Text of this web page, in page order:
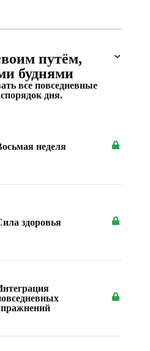
путём,
буднями
все повседневные
дня.
неделя
здоровья